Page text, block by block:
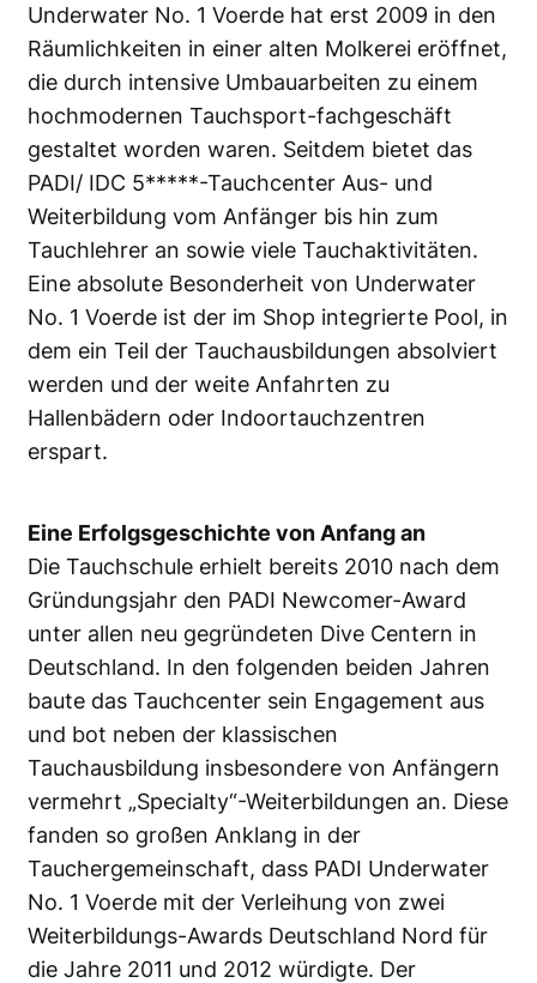
Underwater No. 1 Voerde hat erst 2009 in den
Räumlichkeiten in einer alten Molkerei eröffnet,
die durch intensive Umbauarbeiten zu einem
hochmodernen Tauchsport-fachgeschäft
gestaltet worden waren. Seitdem bietet das
PADI/ IDC 5*****-Tauchcenter Aus- und
Weiterbildung vom Anfänger bis hin zum
Tauchlehrer an sowie viele Tauchaktivitäten.
Eine absolute Besonderheit von Underwater
No. 1 Voerde ist der im Shop integrierte Pool, in
dem ein Teil der Tauchausbildungen absolviert
werden und der weite Anfahrten zu
Hallenbädern oder Indoortauchzentren
erspart.
Eine Erfolgsgeschichte von Anfang an
Die Tauchschule erhielt bereits 2010 nach dem
Gründungsjahr den PADI Newcomer-Award
unter allen neu gegründeten Dive Centern in
Deutschland. In den folgenden beiden Jahren
baute das Tauchcenter sein Engagement aus
und bot neben der klassischen
Tauchausbildung insbesondere von Anfängern
vermehrt „Specialty“-Weiterbildungen an. Diese
fanden so großen Anklang in der
Tauchergemeinschaft, dass PADI Underwater
No. 1 Voerde mit der Verleihung von zwei
Weiterbildungs-Awards Deutschland Nord für
die Jahre 2011 und 2012 würdigte. Der